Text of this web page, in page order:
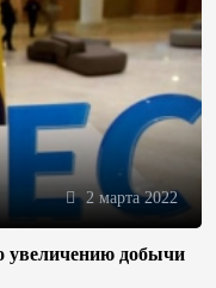
2 марта 2022
добычи